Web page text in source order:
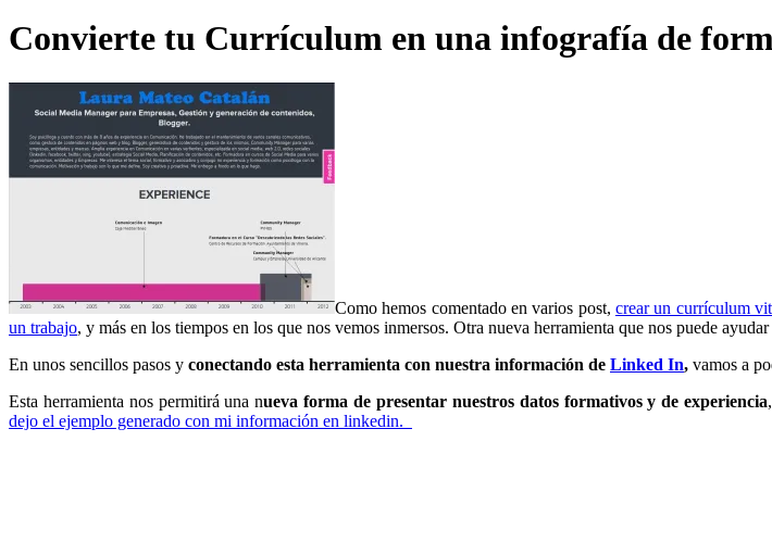
Convierte tu Currículum en una infografía de
Como hemos comentado en varios post, crear un currículum
un trabajo, y más en los tiempos en los que nos vemos inmersos. Otra nueva herramienta que nos puede
En unos sencillos pasos y conectando esta herramienta con nuestra información de Linked In, vamos a
Esta herramienta nos permitirá una nueva forma de presentar nuestros datos formativos y de experiencia
dejo el ejemplo generado con mi información en linkedin.